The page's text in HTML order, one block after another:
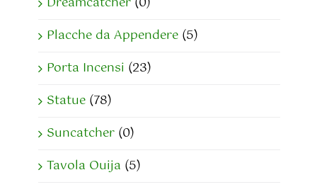
Placche da Appendere (5)
Porta Incensi (23)
Statue (78)
Suncatcher (0)
Tavola Ouija (5)